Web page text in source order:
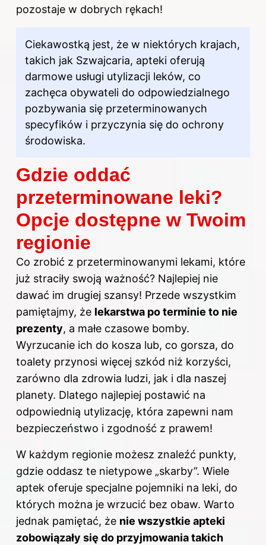
pozostaje w dobrych rękach!
Ciekawostką jest, że w niektórych krajach,
takich jak Szwajcaria, apteki oferują
darmowe usługi utylizacji leków, co
zachęca obywateli do odpowiedzialnego
pozbywania się przeterminowanych
specyfików i przyczynia się do ochrony
środowiska.
Gdzie oddać
przeterminowane leki?
Opcje dostępne w Twoim
regionie
Co zrobić z przeterminowanymi lekami, które
już straciły swoją ważność? Najlepiej nie
dawać im drugiej szansy! Przede wszystkim
pamiętajmy, że lekarstwa po terminie to nie
prezenty, a małe czasowe bomby.
Wyrzucanie ich do kosza lub, co gorsza, do
toalety przynosi więcej szkód niż korzyści,
zarówno dla zdrowia ludzi, jak i dla naszej
planety. Dlatego najlepiej postawić na
odpowiednią utylizację, która zapewni nam
bezpieczeństwo i zgodność z prawem!
W każdym regionie możesz znaleźć punkty,
gdzie oddasz te nietypowe „skarby”. Wiele
aptek oferuje specjalne pojemniki na leki, do
których można je wrzucić bez obaw. Warto
jednak pamiętać, że nie wszystkie apteki
zobowiązały się do przyjmowania takich